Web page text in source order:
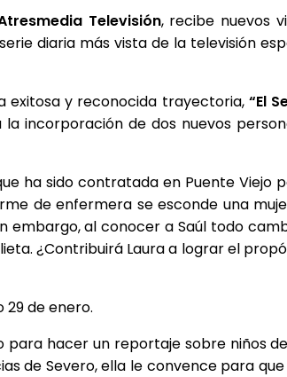
Televisión, recibe nuevos
diaria más vista de la televisión
exitosa y reconocida trayectoria, “El
incorporación de dos nuevos
ha sido contratada en Puente Viejo
de enfermera se esconde una
al conocer a Saúl todo
¿Contribuirá Laura a lograr el
de enero.
hacer un reportaje sobre niños
de Severo, ella le convence para